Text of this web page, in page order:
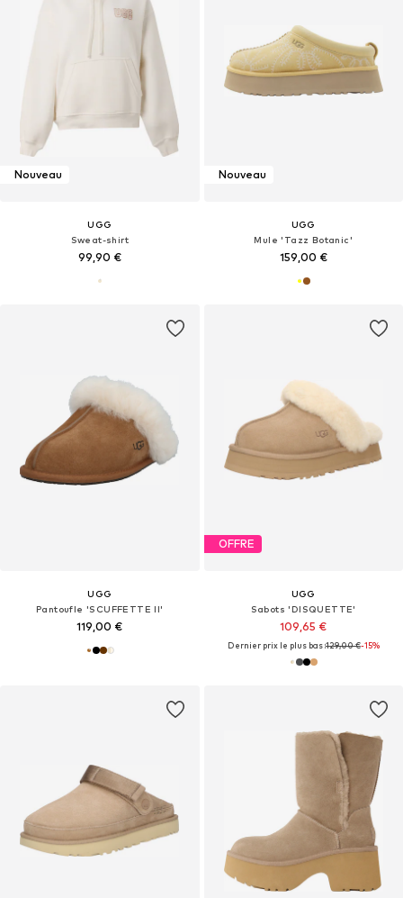
Nouveau
UGG
Sweat-shirt
99,90 €
Nouveau
UGG
Mule 'Tazz Botanic'
159,00 €
UGG
Pantoufle 'SCUFFETTE II'
119,00 €
OFFRE
UGG
Sabots 'DISQUETTE'
109,65 €
Dernier prix le plus bas :129,00 €-15%